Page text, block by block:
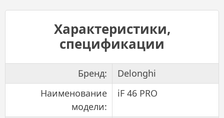
Характеристики,
спецификации
Бренд:
Delonghi
Наименование
модели:
iF 46 PRO